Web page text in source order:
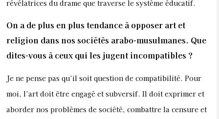
révélatrices du drame que traverse le système éducatif.
On a de plus en plus tendance à opposer art et
religion dans nos sociétés arabo-musulmanes. Que
dites-vous à ceux qui les jugent incompatibles ?
Je ne pense pas qu’il soit question de compatibilité. Pour
moi, l’art doit être engagé et subversif. Il doit exprimer et
aborder nos problèmes de société, combattre la censure et